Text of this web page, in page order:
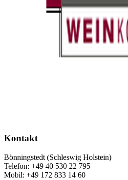
Kontakt
Bönningstedt (Schleswig Holstein)
Telefon: +49 40 530 22 795
Mobil: +49 172 833 14 60